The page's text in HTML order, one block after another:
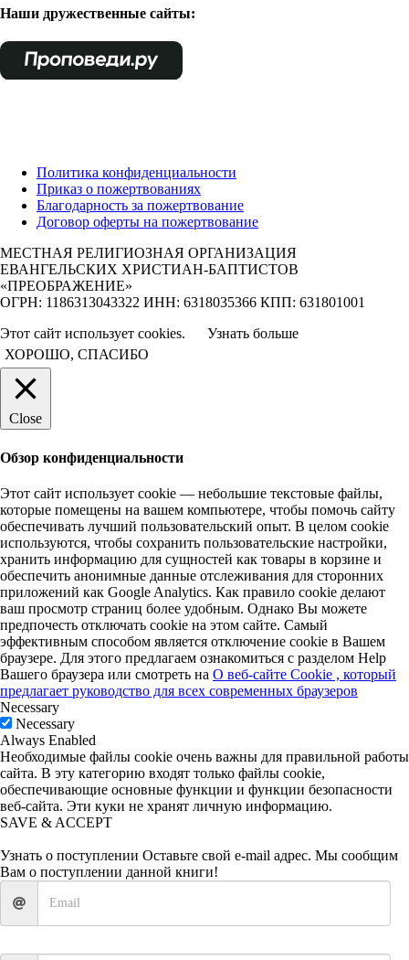
Наши дружественные сайты:
Политика конфиденциальности
Приказ о пожертвованиях
Благодарность за пожертвование
Договор оферты на пожертвование
МЕСТНАЯ РЕЛИГИОЗНАЯ ОРГАНИЗАЦИЯ
ЕВАНГЕЛЬСКИХ ХРИСТИАН-БАПТИСТОВ
«ПРЕОБРАЖЕНИЕ»
ОГРН: 1186313043322 ИНН: 6318035366 КПП: 631801001
Этот сайт использует cookies.
Узнать больше
ХОРОШО, СПАСИБО
Close
Обзор конфиденциальности
Этот сайт использует cookie — небольшие текстовые файлы,
которые помещены на вашем компьютере, чтобы помочь сайту
обеспечивать лучший пользовательский опыт. В целом cookie
используются, чтобы сохранить пользовательские настройки,
хранить информацию для сущностей как товары в корзине и
обеспечить анонимные данные отслеживания для сторонних
приложений как Google Analytics. Как правило cookie делают
ваш просмотр страниц более удобным. Однако Вы можете
предпочесть отключать cookie на этом сайте. Самый
эффективным способом является отключение cookie в Вашем
браузере. Для этого предлагаем ознакомиться с разделом Help
Вашего браузера или смотреть на О веб-сайте Cookie , который
предлагает руководство для всех современных браузеров
Necessary
Necessary
Always Enabled
Необходимые файлы cookie очень важны для правильной работы
сайта. В эту категорию входят только файлы cookie,
обеспечивающие основные функции и функции безопасности
веб-сайта. Эти куки не хранят личную информацию.
SAVE & ACCEPT
Узнать о поступлении Оставьте свой e-mail адрес. Мы сообщим
Вам о поступлении данной книги!